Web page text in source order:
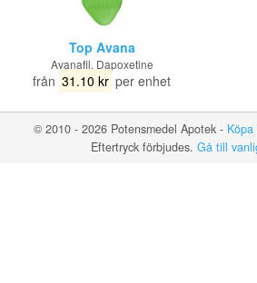
Top Avana
Avanafil, Dapoxetine
från 31.10 kr per enhet
© 2010 - 2026 Potensmedel Apotek - Köpa
Eftertryck förbjudes. Gå till